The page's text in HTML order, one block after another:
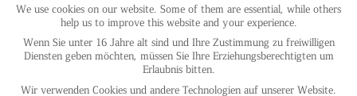
We use cookies on our website. Some of them are essential, while others
help us to improve this website and your experience.
Wenn Sie unter 16 Jahre alt sind und Ihre Zustimmung zu freiwilligen
Diensten geben möchten, müssen Sie Ihre Erziehungsberechtigten um
Erlaubnis bitten.
Wir verwenden Cookies und andere Technologien auf unserer Website.